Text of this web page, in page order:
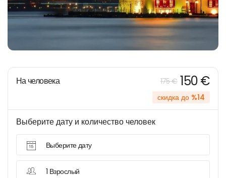
На человека 175 € 150 €
скидка до %14
Выберите дату и количество человек
Выберите дату
1 Взрослый